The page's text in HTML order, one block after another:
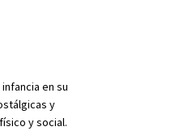
en su
y
y social.